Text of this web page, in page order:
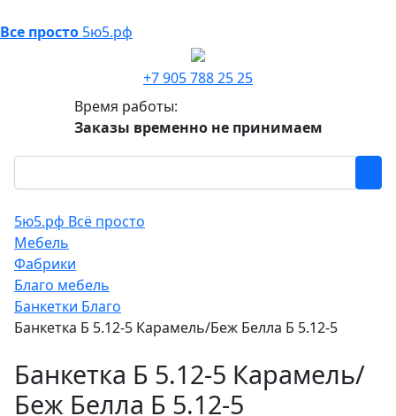
Все просто 5ю5.рф
+7 905 788 25 25
Время работы:
Заказы временно не принимаем
5ю5.рф Всё просто
Мебель
Фабрики
Благо мебель
Банкетки Благо
Банкетка Б 5.12-5 Карамель/Беж Белла Б 5.12-5
Банкетка Б 5.12-5 Карамель/
Беж Белла Б 5.12-5